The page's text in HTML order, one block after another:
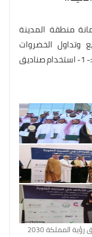
منطقة المدينة
وتداول الخضروات
والفواكه المحليه بالسوق المركزي وتَنصّ على :- 1- استخدام صناديق
المملكة 2030